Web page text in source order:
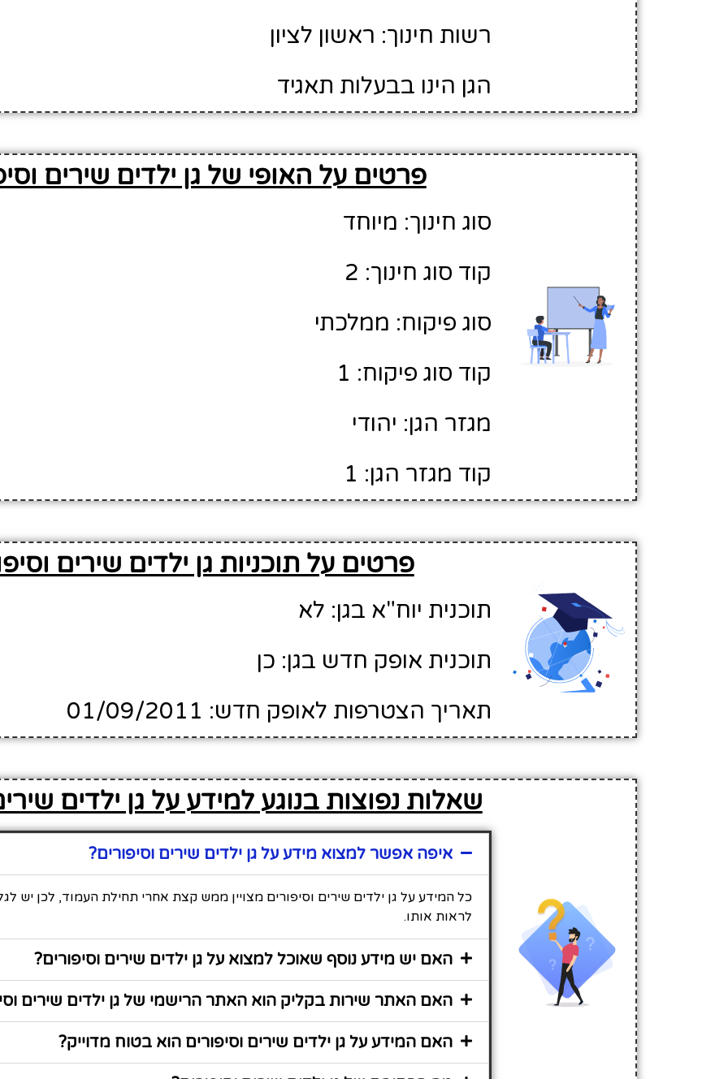
רשות חינוך: ראשון לציון
הגן הינו בבעלות תאגיד
פרטים על האופי של גן ילדים שירים
סוג חינוך: מיוחד
קוד סוג חינוך: 2
סוג פיקוח: ממלכתי
קוד סוג פיקוח: 1
מגזר הגן: יהודי
קוד מגזר הגן: 1
פרטים על תוכניות גן ילדים שירים
תוכנית יוח"א בגן: לא
תוכנית אופק חדש בגן: כן
תאריך הצטרפות לאופק חדש: 01/09/2011
שאלות נפוצות בנוגע למידע על גן ילדים
איפה אפשר למצוא מידע על גן ילדים שירים וסיפורים?
כל המידע על גן ילדים שירים וסיפורים מצויין ממש קצת אחרי תחילת העמוד, לכן יש
לראות אותו.
האם יש מידע נוסף שאוכל למצוא על גן ילדים שירים וסיפורים?
האם האתר שירות בקליק הוא האתר הרישמי של גן ילדים שירים
האם המידע על גן ילדים שירים וסיפורים הוא בטוח מדוייק?